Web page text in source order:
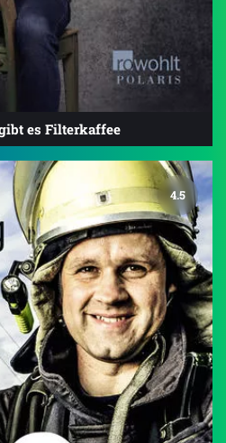
es Filterkaffee
4.5